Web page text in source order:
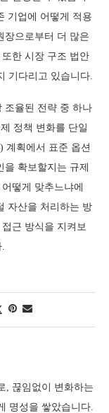
기업에 어떻게 적용
장으로부터 더 많은
한 시장 구조 법안
기다리고 있습니다.
조율된 전략 중 하나
정책 변화를 단일
계획에서 표준 옵션
확보할지는 규제
떻게 맞추느냐에
자산을 처리하는 방
근 방식을 지켜보
.
, 끊임없이 변화하는
명성을 쌓았습니다.